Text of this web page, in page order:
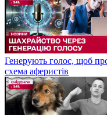
Генерують голос, щоб
схема аферистів